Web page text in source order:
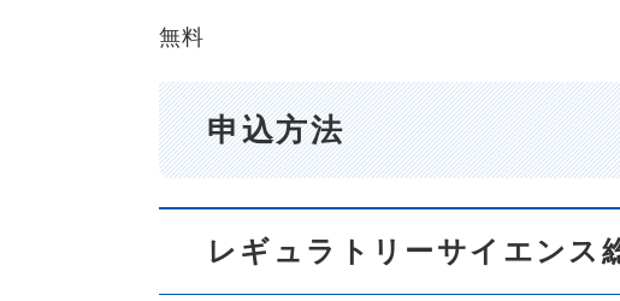
無料
申込方法
レギュラトリーサイエンス